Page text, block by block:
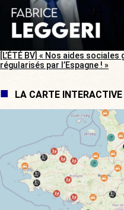
[L’ÉTÉ BV] « Nos aides
régularisés par l’Espagne ! »
LA CARTE INTERACTIVE